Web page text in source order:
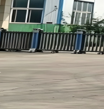
厂区一角
生产区间